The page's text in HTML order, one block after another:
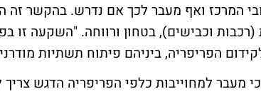
המרכז ואף מעבר לכך אם נדרש. בהקשר זה
(רכבות וכבישים), בטחון ורווחה. "השקעה זו
הפריפריה, ביניהם פיתוח תשתיות
מעבר למחוייבות כלפי הפריפריה הדגש